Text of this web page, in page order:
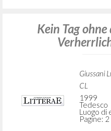
Kein Tag
Giussani
CL
1999
Tedesco
Luogo di
Pagine: 2